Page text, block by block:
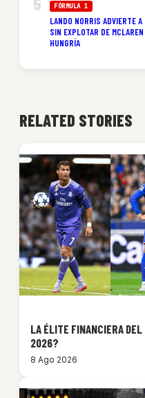
FÓRMULA 1
LANDO NORRIS ADVIERTE
SIN EXPLOTAR DE
HUNGRÍA
RELATED STORIES
LA ÉLITE FINANCIERA
2026?
8 Ago 2026